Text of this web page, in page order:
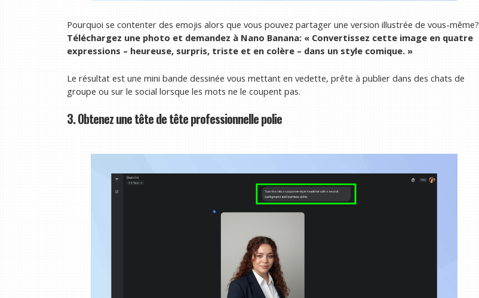
Pourquoi se contenter des emojis alors que vous pouvez partager une version illustrée de vous-même?
Téléchargez une photo et demandez à Nano Banana: « Convertissez cette image en quatre
expressions – heureuse, surpris, triste et en colère – dans un style comique. »
Le résultat est une mini bande dessinée vous mettant en vedette, prête à publier dans des chats de
groupe ou sur le social lorsque les mots ne le coupent pas.
3. Obtenez une tête de tête professionnelle polie